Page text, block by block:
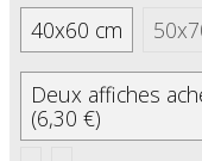
40x60 cm
Deux affiches
(6,30 €)